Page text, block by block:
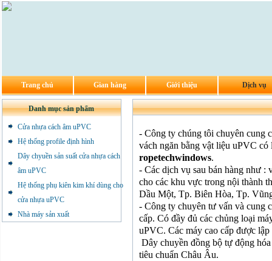
Trang chủ Gian hàng Giới thiệu Dịch vụ
Danh mục sản phẩm
Cửa nhựa cách âm uPVC
Hệ thống profile định hình
Dây chyuền sản suất cửa nhựa cách
âm uPVC
Hệ thống phụ kiên kim khí dùng cho
cửa nhựa uPVC
Nhà máy sản xuất
- Công ty chúng tôi chuyên cung
vách ngăn bằng vật liệu uPVC
ropetechwindows.
- Các dịch vụ sau bán hàng như :
cho các khu vực trong nội thành
Dầu Một, Tp. Biên Hòa, Tp.
- Công ty chuyên tư vấn và cung
cấp. Có đầy đủ các chủng loại
uPVC. Các máy cao cấp được
Dây chuyền đồng bộ tự động
tiêu chuẩn Châu Âu.